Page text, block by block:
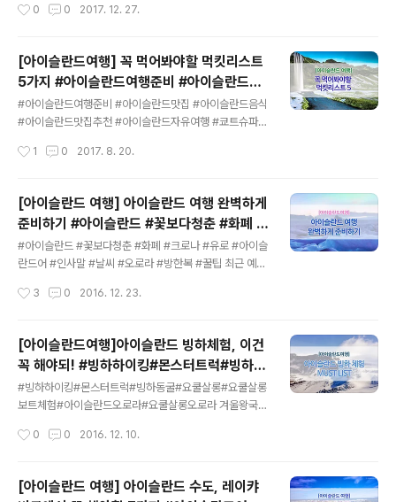
천인 블루라군은 이미 세계적인 관광지죠.화산섬 사이에
일이 다르죠?블루라군의 영롱한 파란 빛은 '실리카'라는 성
분이 녹아 있는 머드 때문이래요! 그냥.. 천혜의...... 초럭셔
리머드팩...이거 바르고 지현언니 인어설정샷 찍고프네
여........ 유명세 덕분에 입장하는 것조차 보통 일이 아니에
요 ㅜㅜ (오죽하겠으요)무작정 블루라군만 검색해 찾아갔
스의 '블루라군 온천 입장권 및 왕복교통권' 풀셋트!!!!! 수많
0 0 2017. 12. 27.
[아이슬란드여행] 꼭 먹어봐야할 먹킷리스트
5가지 #아이슬란드여행준비 #아이슬란드맛
집 #아이슬란드음식 #아이슬란드맛집추천 #
아이슬란드자유여행 #쿄트슈파
#아이슬란드여행준비 #아이슬란드맛집 #아이슬란드음식
#아이슬란드맛집추천 #아이슬란드자유여행 #쿄트슈파
한 이곳에서음식은 어떤게 유명할까요~? 먼저 소개해드릴
이슬란드는 양고기 (Lambakjöt 람바쿄트)로 유명해요~
평소에 우리가 먹는 양고기보다 훨씬 부드럽고 또 특유의
냄새가 없어서평소에 잘 못드셨던 분들도 도전해보길 추천
해요 :) 두번 째 유명한 음식은 연어! 훈제 연어, 그릴연어
모두 좋지만 생연어를 더욱 추천해요. 아이슬란드에서는
빵에 올려먹는 게 일반적이에요~ 징거미 새우라고 아시나
1 0 2017. 8. 20.
[아이슬란드 여행] 아이슬란드 여행 완벽하게
준비하기 #아이슬란드 #꽃보다청춘 #화폐 #
크로나 #유로 #아이슬란드어 #인사말 #날씨
#오로라 #옷 #방한복 #핫팩 #꿀팁
#아이슬란드 #꽃보다청춘 #화폐 #크로나 #유로 #아이슬
란드어 #인사말 #날씨 #오로라 #방한복 #꿀팁 최근 예능
레는 나라죠~오늘은 완벽한 아이슬란드 여행을 위한 꿀팁
기후로12~1월 평균 기온은 -0.4 ~ 1.2도, 7~8월 평균 기
온은 11도 정도 입니다.하지만 바람이 많이 불어서 체감 온
도는 실제 기온보다 5도 이상 떨어진답니다ㅠㅠ그리고 날
씨가 변화무쌍해서 옷을 어떻게 가져가야 할 지 모르시겠
다면!! 아이슬란드 여행 복장우선, 방수가 되는 겉옷 준비해
다!그리고 우리나라 겨울처럼 아이슬라드도 아주 건조해
3 0 2016. 12. 23.
[아이슬란드여행]아이슬란드 빙하체험, 이건
꼭 해야되! #빙하하이킹#몬스터트럭#빙하동
굴#요쿨살롱#요쿨살롱보트체험#아이슬란드
오로라#요쿨살롱오로라
#빙하하이킹#몬스터트럭#빙하동굴#요쿨살롱#요쿨살롱
보트체험#아이슬란드오로라#요쿨살롱오로라 겨울왕국
비로운 오로라와 화산을 품은 곳~오늘은 아이슬란드의 빙
이킹 아이슬란드는 거대한 빙하를 품은 땅입니다. 전 세계
여행자들이 신비로운 빙하를 보고 싶어하는 여행지에요.
0 0 2016. 12. 10.
[아이슬란드 여행] 아이슬란드 수도, 레이캬